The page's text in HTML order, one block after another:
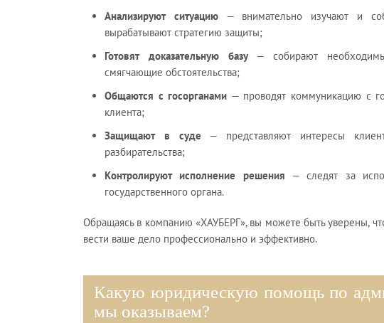
Анализируют ситуацию— внимательно изучают и
вырабатывают стратегию защиты;
Готовят доказательную базу— собирают
смягчающие обстоятельства;
Общаются с госорганами — проводят коммуникацию с
клиента;
Защищают в суде — представляют интересы
разбирательства;
Контролируют исполнение решения — следят за
государственного органа.
Обращаясь в компанию «ХАУБЕРГ», вы можете быть уверены,
вести ваше дело профессионально и эффективно.
Какую юридическую помощь по
мы оказываем?